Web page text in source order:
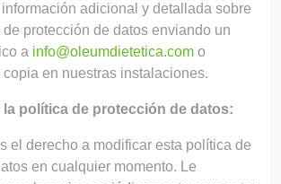
adicional y detallada sobre
protección de datos enviando un
a info@oleumdietetica.com o
en nuestras instalaciones.
la política de protección de datos:
el derecho a modificar esta política de
en cualquier momento. Le